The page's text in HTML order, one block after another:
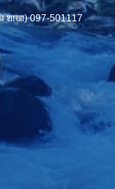
शाखा) 097-501117